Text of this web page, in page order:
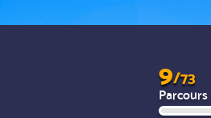
9/73